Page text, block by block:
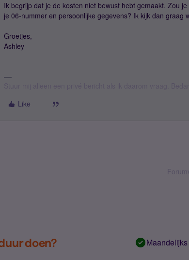
Ik begrijp dat je de kosten niet bewust hebt gemaakt. Zou je
je 06-nummer en persoonlijke gegevens? Ik kijk dan graag
Groetjes,
Ashley
Like
doen?